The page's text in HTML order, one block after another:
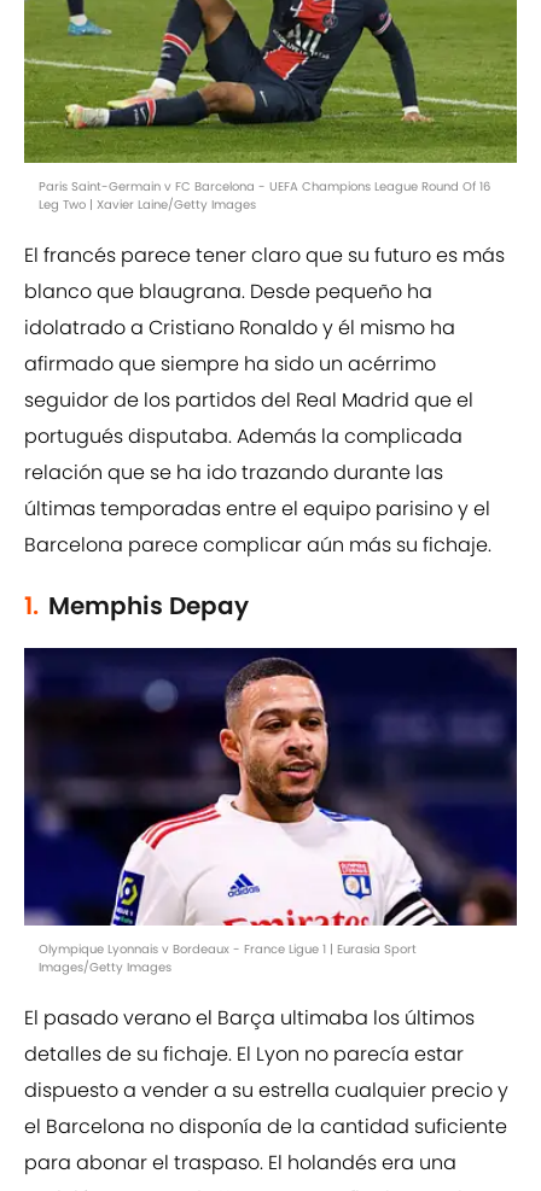
Paris Saint-Germain v FC Barcelona - UEFA Champions League Round Of 16
Leg Two | Xavier Laine/Getty Images
El francés parece tener claro que su futuro es más
blanco que blaugrana. Desde pequeño ha
idolatrado a Cristiano Ronaldo y él mismo ha
afirmado que siempre ha sido un acérrimo
seguidor de los partidos del Real Madrid que el
portugués disputaba. Además la complicada
relación que se ha ido trazando durante las
últimas temporadas entre el equipo parisino y el
Barcelona parece complicar aún más su fichaje.
1. Memphis Depay
Olympique Lyonnais v Bordeaux - France Ligue 1 | Eurasia Sport
Images/Getty Images
El pasado verano el Barça ultimaba los últimos
detalles de su fichaje. El Lyon no parecía estar
dispuesto a vender a su estrella cualquier precio y
el Barcelona no disponía de la cantidad suficiente
para abonar el traspaso. El holandés era una